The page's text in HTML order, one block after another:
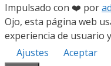
Impulsado con ❤️ por
Ojo, esta página web
experiencia de usuario
Ajustes
Aceptar